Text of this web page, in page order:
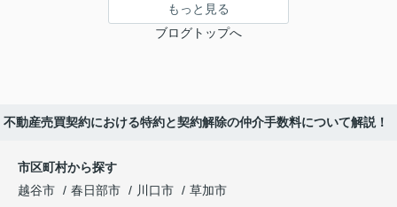
もっと見る
ブログトップへ
不動産売買契約における特約と契約解除の仲介手数料について解説！
市区町村から探す
越谷市
春日部市 川口市
草加市